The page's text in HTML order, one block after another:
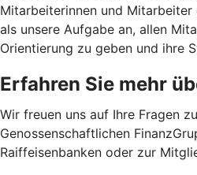
Mitarbeiterinnen und Mitarbeiter
als unsere Aufgabe an, allen
Orientierung zu geben und ihre
Erfahren Sie mehr
Wir freuen uns auf Ihre Fragen
Genossenschaftlichen
Raiffeisenbanken oder zur